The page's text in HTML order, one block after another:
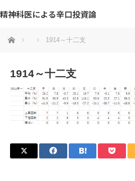
精神科医による辛口投資論
ホーム 1914～十二支
1914～十二支